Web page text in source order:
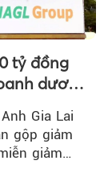
tỷ đồng
dương
Gia Lai
gộp giảm
giảm